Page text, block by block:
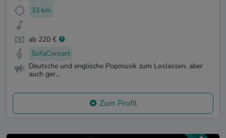
33 km
ab 220 €
SofaConcert
Deutsche und englische Popmusik zum Loslassen, aber
auch ger...
Zum Profil